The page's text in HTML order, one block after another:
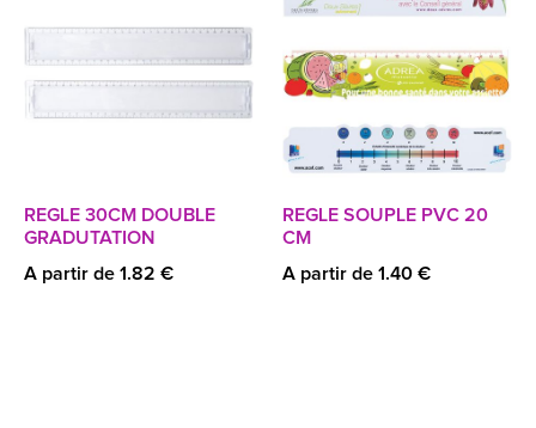
REGLE 30CM DOUBLE
GRADUTATION
A partir de 1.82 €
REGLE SOUPLE PVC 20
CM
A partir de 1.40 €